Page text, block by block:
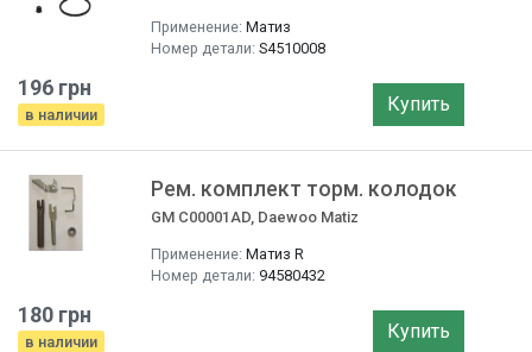
Применение: Матиз
Номер детали: S4510008
196 грн
в наличии Купить
Рем. комплект торм. колодок
GM C00001AD, Daewoo Matiz
Применение: Матиз R
Номер детали: 94580432
180 грн
в наличии Купить